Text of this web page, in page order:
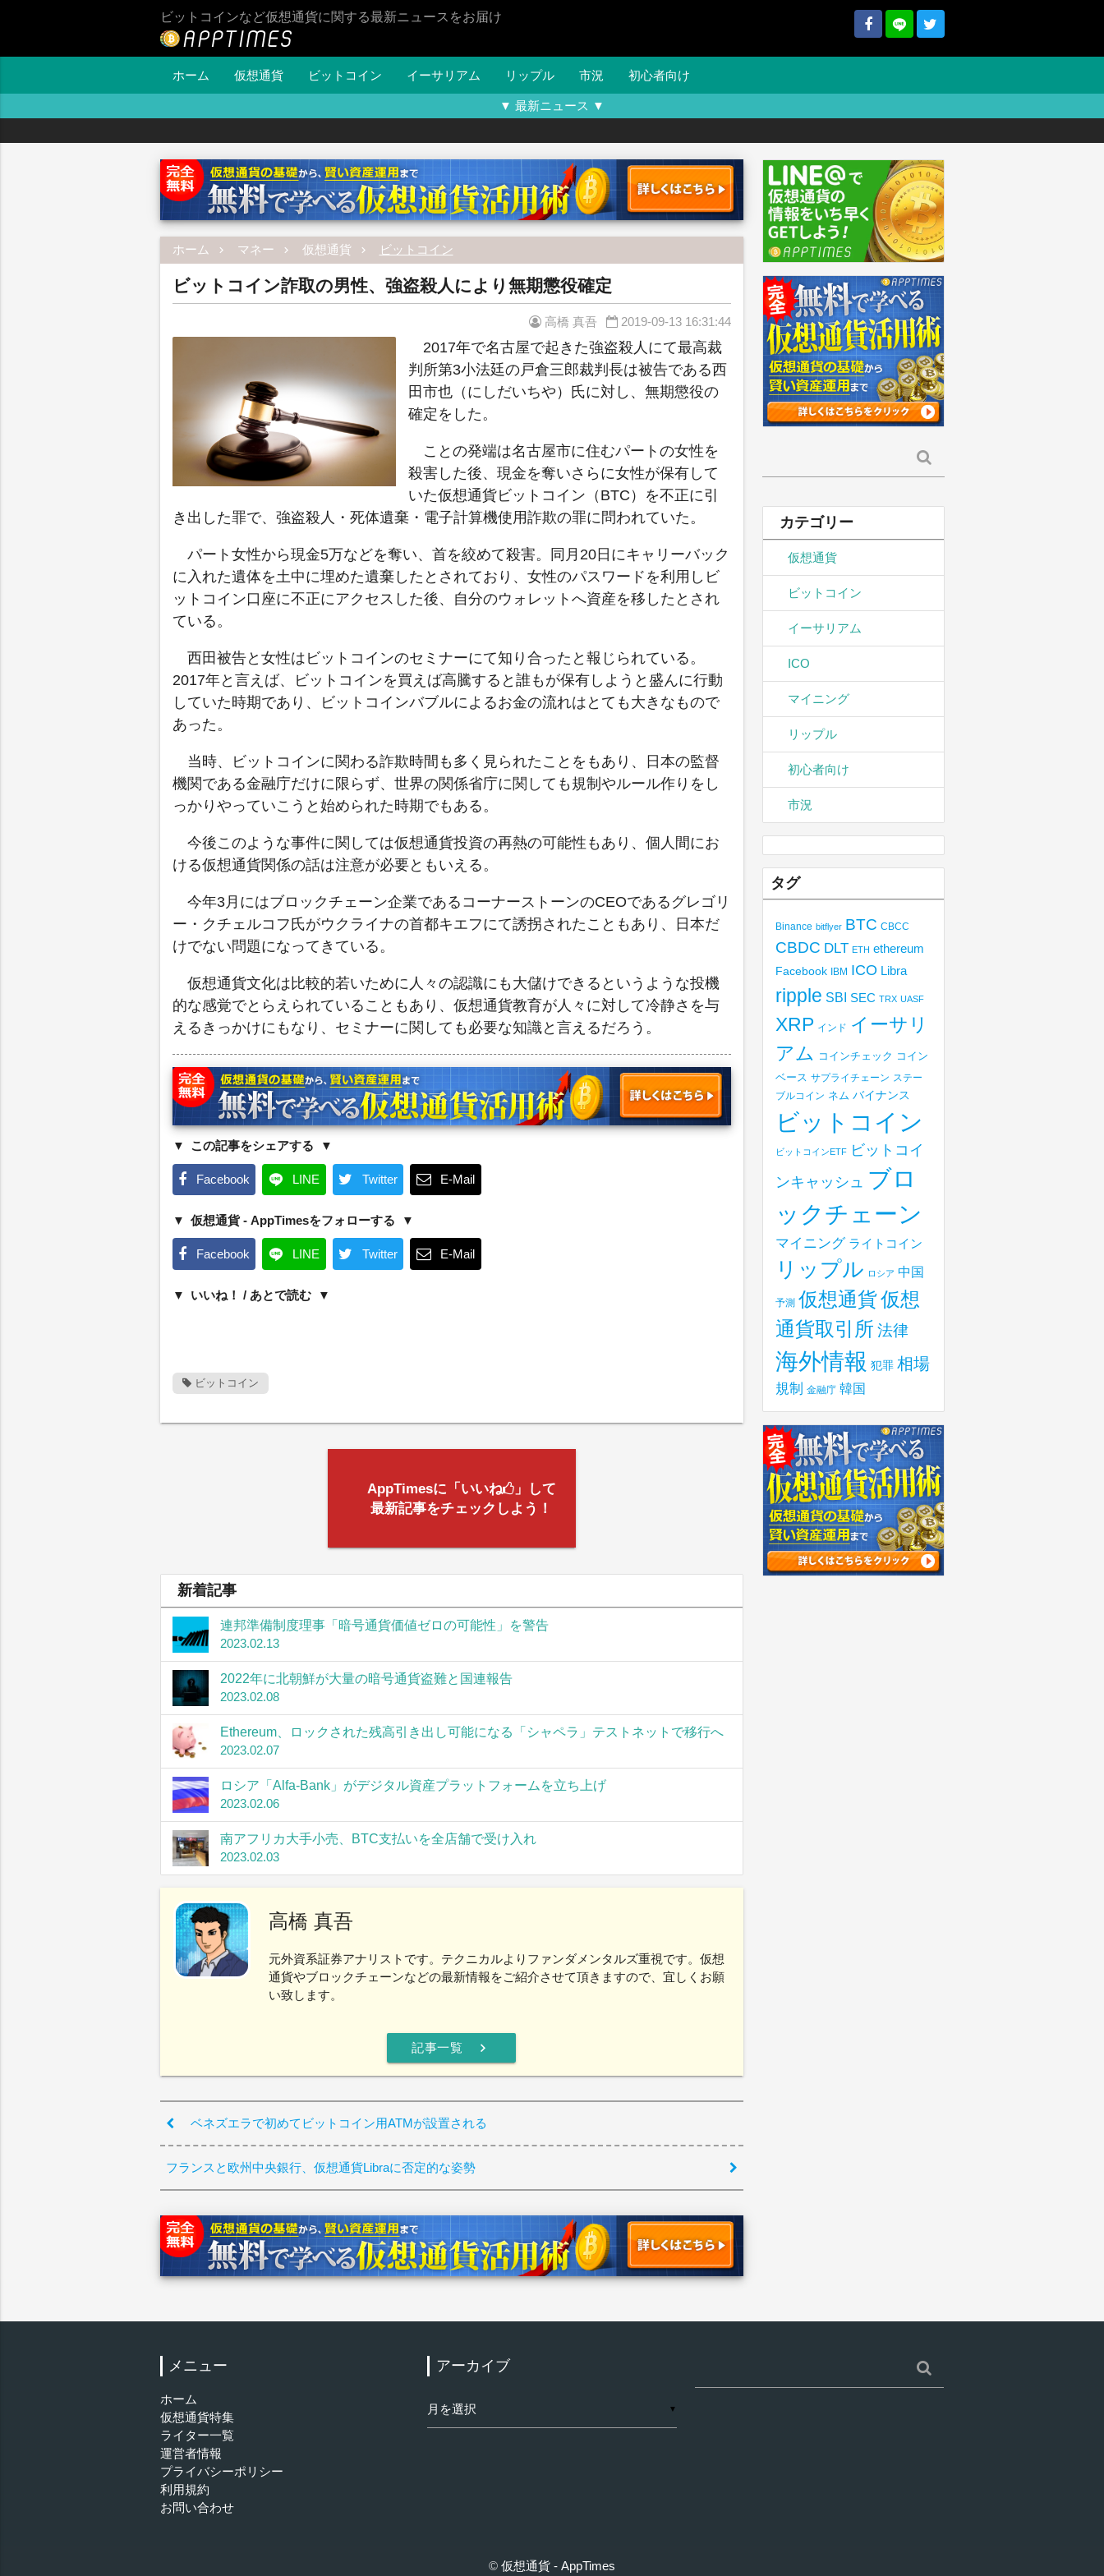
ビットコインなど仮想通貨に関する最新ニュースをお届け
ホーム 仮想通貨 ビットコイン イーサリアム リップル 市況 初心者向け
▼ 最新ニュース ▼
ホーム マネー 仮想通貨 ビットコイン
ビットコイン詐取の男性、強盗殺人により無期懲役確定
高橋 真吾 2019-09-13 16:31:44
2017年で名古屋で起きた強盗殺人にて最高裁
判所第3小法廷の戸倉三郎裁判長は被告である西
田市也（にしだいちや）氏に対し、無期懲役の
確定をした。
ことの発端は名古屋市に住むパートの女性を
殺害した後、現金を奪いさらに女性が保有して
いた仮想通貨ビットコイン（BTC）を不正に引
き出した罪で、強盗殺人・死体遺棄・電子計算機使用詐欺の罪に問われていた。
パート女性から現金5万などを奪い、首を絞めて殺害。同月20日にキャリーバック
に入れた遺体を土中に埋めた遺棄したとされており、女性のパスワードを利用しビ
ットコイン口座に不正にアクセスした後、自分のウォレットへ資産を移したとされ
ている。
西田被告と女性はビットコインのセミナーにて知り合ったと報じられている。
2017年と言えば、ビットコインを買えば高騰すると誰もが保有しようと盛んに行動
していた時期であり、ビットコインバブルによるお金の流れはとても大きなもので
あった。
当時、ビットコインに関わる詐欺時間も多く見られたことをもあり、日本の監督
機関である金融庁だけに限らず、世界の関係省庁に関しても規制やルール作りをし
っかりやっていこうと始められた時期でもある。
今後このような事件に関しては仮想通貨投資の再熱の可能性もあり、個人間にお
ける仮想通貨関係の話は注意が必要ともいえる。
今年3月にはブロックチェーン企業であるコーナーストーンのCEOであるグレゴリ
ー・クチェルコフ氏がウクライナの首都キエフにて誘拐されたこともあり、日本だ
けでない問題になってきている。
仮想通貨文化は比較的若いために人々の認識にも大儲けできるというような投機
的な感覚でとらえられていることもあり、仮想通貨教育が人々に対して冷静さを与
えるきっかけにもなり、セミナーに関しても必要な知識と言えるだろう。
この記事をシェアする
Facebook LINE Twitter E-Mail
仮想通貨 - AppTimesをフォローする
Facebook LINE Twitter E-Mail
いいね！ / あとで読む
ビットコイン
AppTimesに「いいね
」して
最新記事をチェックしよう！
新着記事
連邦準備制度理事「暗号通貨価値ゼロの可能性」を警告
2023.02.13
2022年に北朝鮮が大量の暗号通貨盗難と国連報告
2023.02.08
Ethereum、ロックされた残高引き出し可能になる「シャペラ」テストネットで移行へ
2023.02.07
ロシア「Alfa-Bank」がデジタル資産プラットフォームを立ち上げ
2023.02.06
南アフリカ大手小売、BTC支払いを全店舗で受け入れ
2023.02.03
高橋 真吾
元外資系証券アナリストです。テクニカルよりファンダメンタルズ重視です。仮想
通貨やブロックチェーンなどの最新情報をご紹介させて頂きますので、宜しくお願
い致します。
記事一覧 chevron_right
ベネズエラで初めてビットコイン用ATMが設置される
フランスと欧州中央銀行、仮想通貨Libraに否定的な姿勢
索:
カテゴリー
仮想通貨
ビットコイン
イーサリアム
ICO
マイニング
リップル
初心者向け
市況
タグ
Binance bitflyer BTC CBCC
CBDC DLT ETH ethereum
Facebook IBM ICO Libra
ripple SBI SEC TRX UASF
XRP インド イーサリ
アム コインチェック コイン
ベース サプライチェーン ステー
ブルコイン ネム バイナンス
ビットコイン
ビットコインETF
ビットコイ
ンキャッシュ ブロ
ックチェーン
マイニング ライトコイン
リップル ロシア 中国
予測 仮想通貨仮想
通貨取引所 法律
海外情報 犯罪 相場
規制 金融庁 韓国
メニュー
ホーム
仮想通貨特集
ライター一覧
運営者情報
プライバシーポリシー
利用規約
お問い合わせ
アーカイブ
ー
カ
▼
索:
© 仮想通貨 - AppTimes